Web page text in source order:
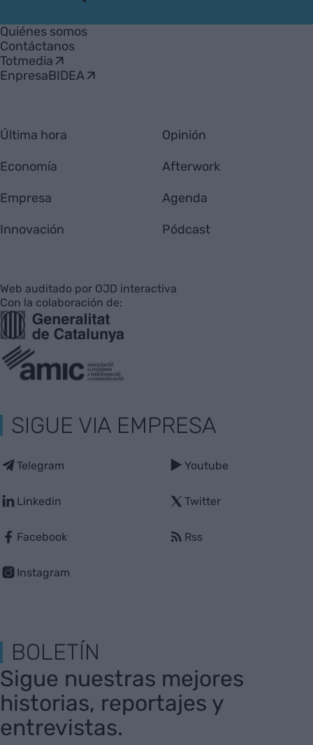
Empresa
Quiénes somos
Contáctanos
Totmedia
EnpresaBIDEA
Última hora
Economía
Empresa
Innovación
Opinión
Afterwork
Agenda
Pódcast
Web auditado por OJD interactiva
Con la colaboración de:
SIGUE VIA EMPRESA
Telegram
Linkedin
Facebook
Instagram
Youtube
Twitter
Rss
BOLETÍN
Sigue nuestras mejores
historias, reportajes y
entrevistas.